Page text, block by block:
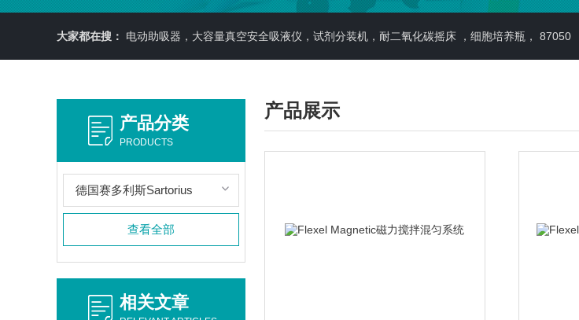
大家都在搜： 电动助吸器，大容量真空安全吸液仪，试剂分装机，耐二氧化碳摇床 ，细胞培养瓶， 87050
产品分类
PRODUCTS
德国赛多利斯Sartorius
查看全部
相关文章
产品展示